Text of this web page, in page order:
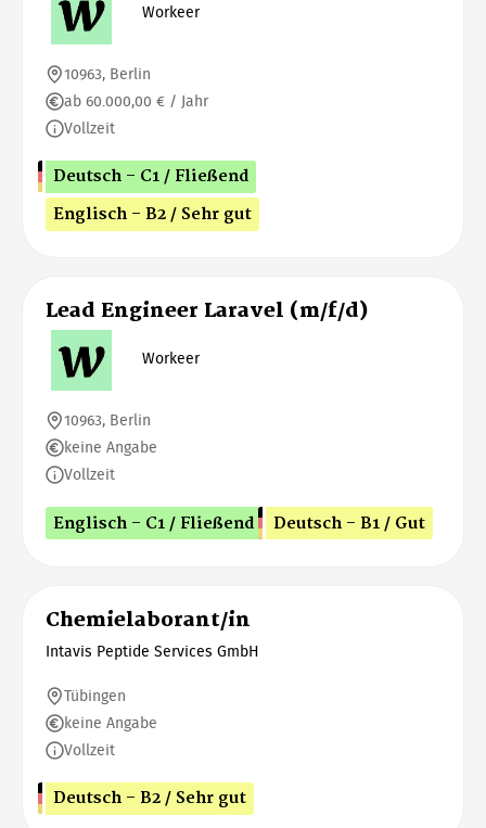
Workeer
10963, Berlin
ab 60.000,00 € / Jahr
Vollzeit
Deutsch - C1 / Fließend
Englisch - B2 / Sehr gut
Lead Engineer Laravel (m/f/d)
Workeer
10963, Berlin
keine Angabe
Vollzeit
Englisch - C1 / Fließend Deutsch - B1 / Gut
Chemielaborant/in
Intavis Peptide Services GmbH
Tübingen
keine Angabe
Vollzeit
Deutsch - B2 / Sehr gut